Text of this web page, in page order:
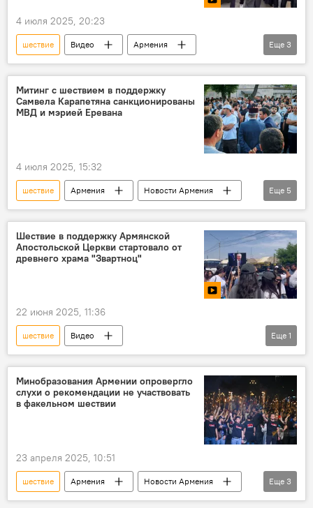
4 июля 2025, 20:23
шествие Видео
Армения
Новости Армения
Ереван
Самвел Карапетян
Еще 3
Митинг с шествием в поддержку
Самвела Карапетяна санкционированы
МВД и мэрией Еревана
4 июля 2025, 15:32
шествие Армения
Новости Армения
Политика
митинг
Самвел Карапетян
мэрия Еревана
Еще 5
Шествие в поддержку Армянской
Апостольской Церкви стартовало от
древнего храма "Звартноц"
22 июня 2025, 11:36
шествие
Видео
Армянская Апостольская церковь
Еще 1
Минобразования Армении опровергло
слухи о рекомендации не участвовать
в факельном шествии
23 апреля 2025, 10:51
шествие Армения
Новости Армения
слухи
Политика Общество
Еще 3